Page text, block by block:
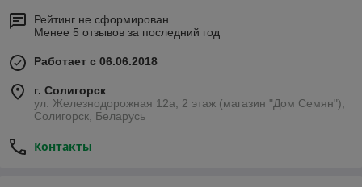
Рейтинг не сформирован
Менее 5 отзывов за последний год
Работает с 06.06.2018
г. Солигорск
ул. Железнодорожная 12а, 2 этаж (магазин "Дом Семян"),
Солигорск, Беларусь
Контакты